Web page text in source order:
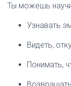
Ты можешь
Узнавать
Видеть,
Понимать,